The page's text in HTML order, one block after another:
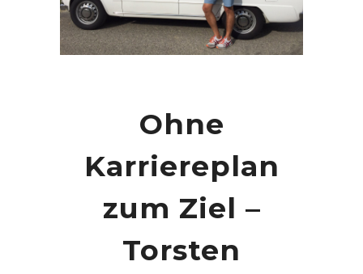
Ohne
Karriereplan
zum Ziel –
Torsten